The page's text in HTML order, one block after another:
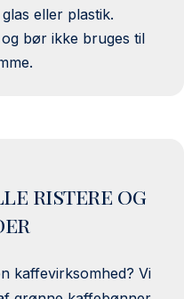
eller plastik.
bør ikke bruges til
ristere og
kaffevirksomhed? Vi